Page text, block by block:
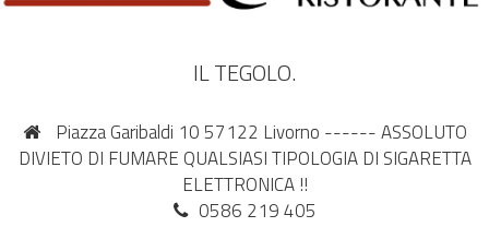
IL TEGOLO.
Piazza Garibaldi 10 57122 Livorno ------ ASSOLUTO
DIVIETO DI FUMARE QUALSIASI TIPOLOGIA DI SIGARETTA
ELETTRONICA !!
0586 219 405